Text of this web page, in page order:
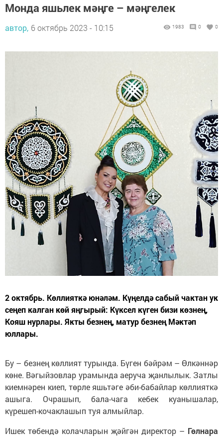
Монда яшьлек мәңге – мәңгелек
автор, 6 октябрь 2023 - 10:15 1983 0 0
2 октябрь. Көллияткә юнәләм. Күңелдә сабый чактан ук
сеңеп калган көй яңгырый: Күксел күген бизи көзнең,
Кояш нурлары. Якты безнең, матур безнең Мәктәп
юллары.
Бу – безнең көллият турында. Бүген бәйрәм – Өлкәннәр
көне. Вәгыйзовлар урамында аеруча җанлылык. Затлы
киемнәрен киеп, төрле яшьтәге әби-бабайлар көллияткә
ашыга. Очрашып, бала-чага кебек куанышалар,
күрешеп-кочаклашып туя алмыйлар.
Ишек төбендә колачларын җәйгән директор – Гөлнара